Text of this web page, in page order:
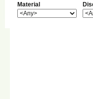
Material